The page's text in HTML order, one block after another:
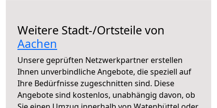
Weitere Stadt-/Ortsteile von
Aachen
Unsere geprüften Netzwerkpartner erstellen
Ihnen unverbindliche Angebote, die speziell auf
Ihre Bedürfnisse zugeschnitten sind. Diese
Angebote sind kostenlos, unabhängig davon, ob